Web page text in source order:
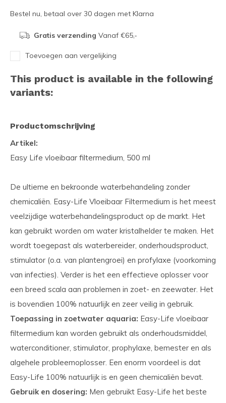
Bestel nu, betaal over 30 dagen met Klarna
Gratis verzending Vanaf €65,-
Toevoegen aan vergelijking
This product is available in the following
variants:
Productomschrijving
Artikel:
Easy Life vloeibaar filtermedium, 500 ml
De ultieme en bekroonde waterbehandeling zonder
chemicaliën. Easy-Life Vloeibaar Filtermedium is het meest
veelzijdige waterbehandelingsproduct op de markt. Het
kan gebruikt worden om water kristalhelder te maken. Het
wordt toegepast als waterbereider, onderhouds­product,
stimulator (o.a. van plantengroei) en profylaxe (voorkoming
van infecties). Verder is het een effectieve oplosser voor
een breed scala aan problemen in zoet- en zeewater. Het
is bovendien 100% natuurlijk en zeer veilig in gebruik.
Toepassing in zoetwater aquaria: Easy-Life vloeibaar
filtermedium kan worden gebruikt als onderhoudsmiddel,
waterconditioner, stimulator, prophylaxe, bemester en als
algehele probleemoplosser. Een enorm voordeel is dat
Easy-Life 100% natuurlijk is en geen chemicaliën bevat.
Gebruik en dosering: Men gebruikt Easy-Life het beste